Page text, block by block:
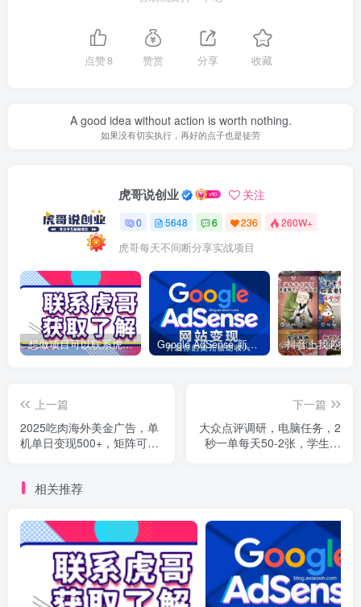
点赞8 赞赏 分享 收藏
A good idea without action is worth nothing.
如果没有切实执行，再好的点子也是徒劳
虎哥说创业 关注
0 5648 6 236 260W+
虎哥每天不间断分享实战项目
想做项目可以联系虎哥微信 虎哥一对一解答并且远程视频教学 Google AdSense 新手接入教程：虎哥手把手教你用网站赚取美元收入
上一篇
2025吃肉海外美金广告，单
机单日变现500+，矩阵可无
下一篇
大众点评调研，电脑任务，2
秒一单每天50-2张，学生党
相关推荐